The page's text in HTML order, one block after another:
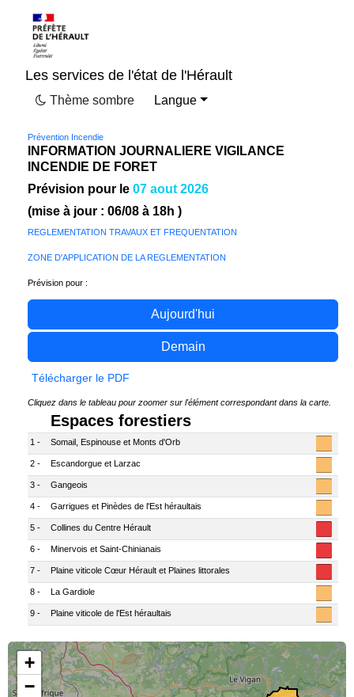
Les services de l'état de l'Hérault
Thème sombre Langue
Prévention Incendie
INFORMATION JOURNALIERE VIGILANCE
INCENDIE DE FORET
Prévision pour le 07 aout 2026
(mise à jour : 06/08 à 18h )
REGLEMENTATION TRAVAUX ET FREQUENTATION
ZONE D'APPLICATION DE LA REGLEMENTATION
Prévision pour :
Aujourd'hui
Demain
Télécharger le PDF
Cliquez dans le tableau pour zoomer sur l'élément correspondant dans la carte.
Espaces forestiers
1 - Somail, Espinouse et Monts d'Orb
2 - Escandorgue et Larzac
3 - Gangeois
4 - Garrigues et Pinèdes de l'Est héraultais
5 - Collines du Centre Hérault
6 - Minervois et Saint-Chinianais
7 - Plaine viticole Cœur Hérault et Plaines littorales
8 - La Gardiole
9 - Plaine viticole de l'Est héraultais
Chargement des données en cours...
+
−